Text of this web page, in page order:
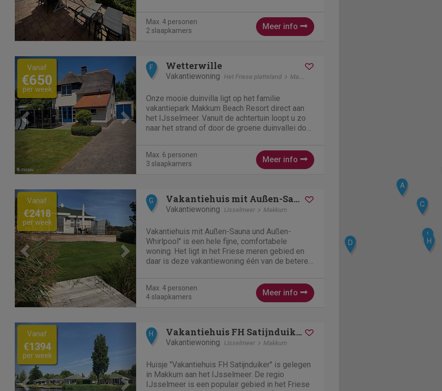
accommodatie in Makkum beschikt...
Max. 4 personen
2 slaapkamers
Meer info
Previous Next
Vanaf
€650
per week
F Wetterwille
Vakantiewoning Het Friese platteland Makkum
Onze mooie duinvilla ligt op het familie
vakantiepark Makkum Beach Resort direct aan
het IJsselmeer. Vanuit de achtertuin loopt u zo
naar het strand of door de groene duinvallei door
heeft u toegang met...
Max. 6 personen
3 slaapkamers
Meer info
Previous Next
Vanaf
€2418
per week
G Vakantiehuis mit Außen-Sauna und Außen-Whirlpool
Vakantiewoning IJsselmeer Makkum
Vakantiehuis mit Außen-Sauna und Außen-
Whirlpool" is een hele fijne, comfortabele
woning. Het ligt in het Friese meren gebied en
daar is deze vakantiewoning één van de betere.
verblijven is enorm...
Max. 4 personen
4 slaapkamers
Meer info
Previous Next
Vanaf
€1394
per week
H Vakantiehuis FH Satijnduiker
Vakantiewoning IJsselmeer Makkum
Huisje "Vakantiehuis FH Satijnduiker" is gelegen
in Makkum aan het IJsselmeer. De regio
IJsselmeer is een populair gebied in het Friese
A
C
D
H
I